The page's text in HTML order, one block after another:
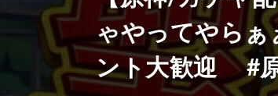
ゃやってやら
ント大歓迎 #